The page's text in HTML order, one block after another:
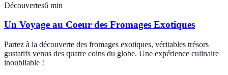
Découvertes6 min
Un Voyage au Coeur des Fromages Exotiques
Partez à la découverte des fromages exotiques, véritables trésors
gustatifs venus des quatre coins du globe. Une expérience culinaire
inoubliable !